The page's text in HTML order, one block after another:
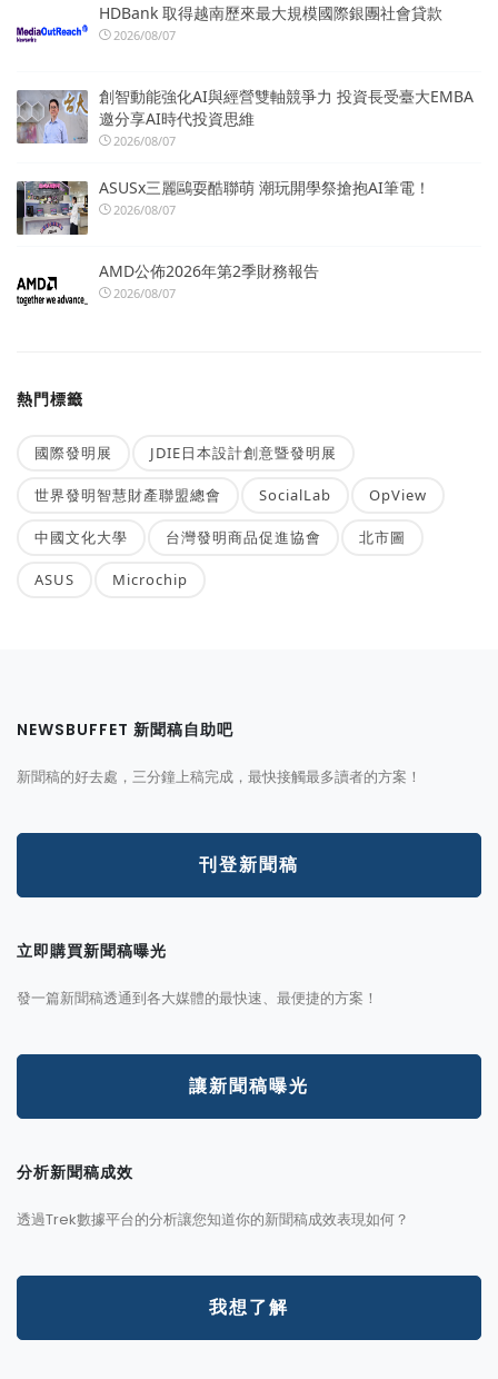
HDBank 取得越南歷來最大規模國際銀團社會貸款
2026/08/07
創智動能強化AI與經營雙軸競爭力 投資長受臺大EMBA
邀分享AI時代投資思維
2026/08/07
ASUSx三麗鷗耍酷聯萌 潮玩開學祭搶抱AI筆電！
2026/08/07
AMD公佈2026年第2季財務報告
2026/08/07
熱門標籤
國際發明展 JDIE日本設計創意暨發明展
世界發明智慧財產聯盟總會 SocialLab OpView
中國文化大學 台灣發明商品促進協會 北市圖
ASUS Microchip
NEWSBUFFET 新聞稿自助吧
新聞稿的好去處，三分鐘上稿完成，最快接觸最多讀者的方案！
刊登新聞稿
立即購買新聞稿曝光
發一篇新聞稿透通到各大媒體的最快速、最便捷的方案！
讓新聞稿曝光
分析新聞稿成效
透過Trek數據平台的分析讓您知道你的新聞稿成效表現如何？
我想了解